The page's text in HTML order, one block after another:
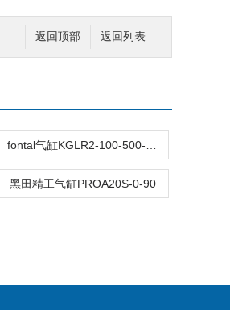
返回列表
返回顶部
黑田精工气缸PROA20S-0-90